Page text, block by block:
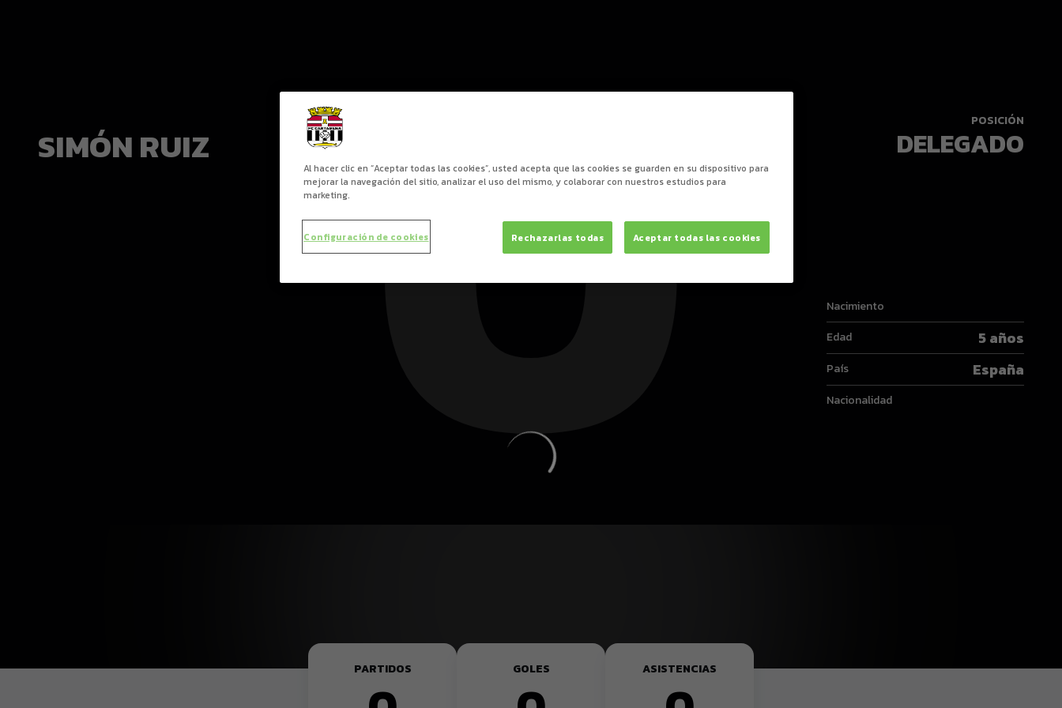
0
SIMÓN RUIZ
POSICIÓN
DELEGADO
Nacimiento
Edad
5 años
País España
Nacionalidad
PARTIDOS GOLES ASISTENCIAS
Al hacer clic en “Aceptar todas las cookies”, usted acepta que las cookies se guarden en su dispositivo para
mejorar la navegación del sitio, analizar el uso del mismo, y colaborar con nuestros estudios para
marketing.
Rechazarlas todas Aceptar todas las cookies
Configuración de cookies